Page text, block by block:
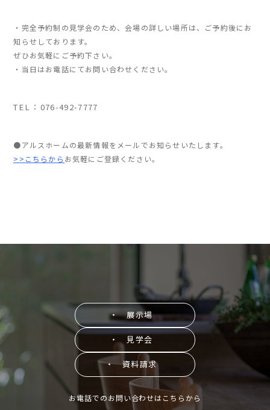
・完全予約制の見学会のため、会場の詳しい場所は、ご予約後にお
知らせしております。
ぜひお気軽にご予約下さい。
・当日はお電話にてお問い合わせください。
TEL： 076-492-7777
●アルスホームの最新情報をメールでお知らせいたします。
>>こちらから お気軽にご登録ください。
・ 展示場
・ 見学会
・ 資料請求
お電話でのお問い合わせはこちらから